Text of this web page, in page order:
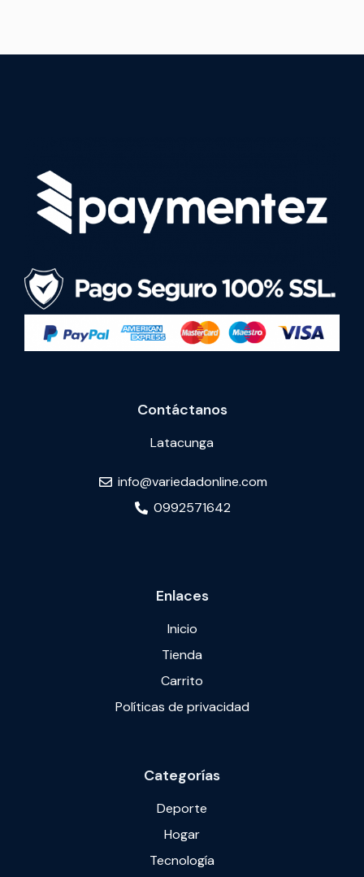
Contáctanos
Latacunga
info@variedadonline.com
0992571642
Enlaces
Inicio
Tienda
Carrito
Políticas de privacidad
Categorías
Deporte
Hogar
Tecnología